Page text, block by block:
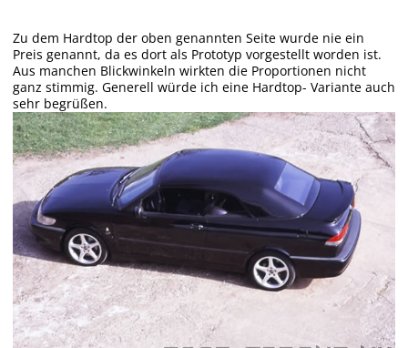
Zu dem Hardtop der oben genannten Seite wurde nie ein
Preis genannt, da es dort als Prototyp vorgestellt worden ist.
Aus manchen Blickwinkeln wirkten die Proportionen nicht
ganz stimmig. Generell würde ich eine Hardtop- Variante auch
sehr begrüßen.